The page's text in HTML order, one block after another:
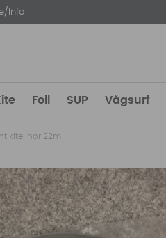
Info
Foil SUP Vågsurf
kitelinor 22m